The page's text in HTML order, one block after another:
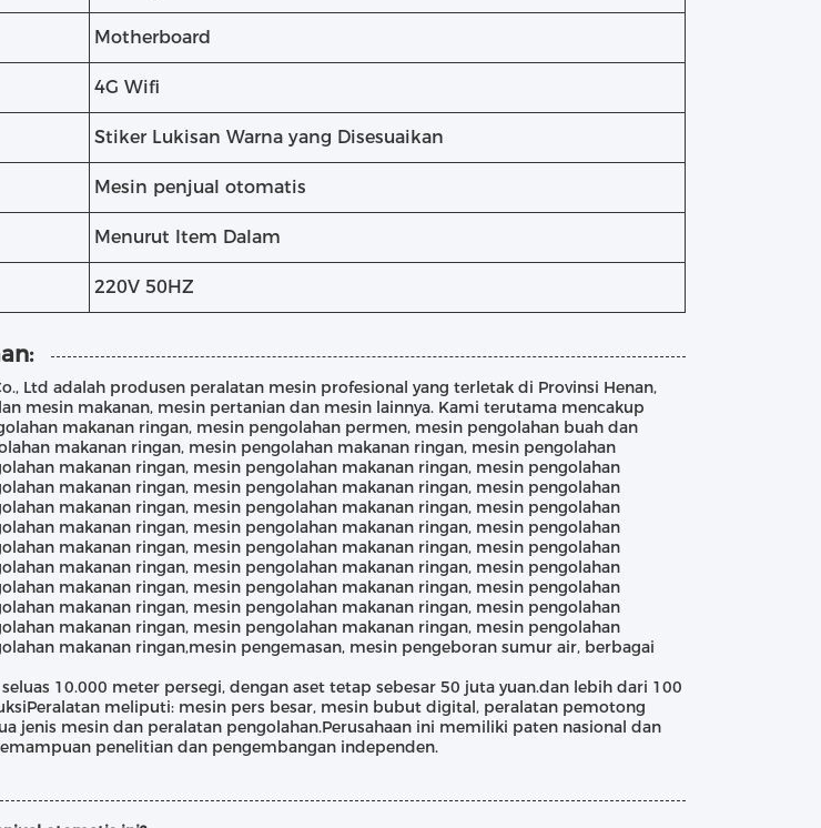
Motherboard
4G Wifi
Stiker Lukisan Warna yang Disesuaikan
Mesin penjual otomatis
Menurut Item Dalam
220V 50HZ
Ltd adalah produsen peralatan mesin profesional yang terletak di Provinsi Henan,
mesin makanan, mesin pertanian dan mesin lainnya. Kami terutama mencakup
makanan ringan, mesin pengolahan permen, mesin pengolahan buah dan
makanan ringan, mesin pengolahan makanan ringan, mesin pengolahan
makanan ringan, mesin pengolahan makanan ringan, mesin pengolahan
makanan ringan, mesin pengolahan makanan ringan, mesin pengolahan
makanan ringan, mesin pengolahan makanan ringan, mesin pengolahan
makanan ringan, mesin pengolahan makanan ringan, mesin pengolahan
makanan ringan, mesin pengolahan makanan ringan, mesin pengolahan
makanan ringan, mesin pengolahan makanan ringan, mesin pengolahan
makanan ringan, mesin pengolahan makanan ringan, mesin pengolahan
makanan ringan, mesin pengolahan makanan ringan, mesin pengolahan
makanan ringan, mesin pengolahan makanan ringan, mesin pengolahan
makanan ringan,mesin pengemasan, mesin pengeboran sumur air, berbagai
10.000 meter persegi, dengan aset tetap sebesar 50 juta yuan.dan lebih dari 100
meliputi: mesin pers besar, mesin bubut digital, peralatan pemotong
jenis mesin dan peralatan pengolahan.Perusahaan ini memiliki paten nasional dan
penelitian dan pengembangan independen.